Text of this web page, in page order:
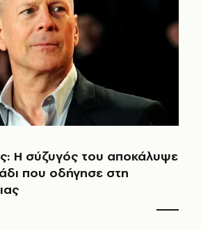
Η σύζυγός του αποκάλυψε
που οδήγησε στη